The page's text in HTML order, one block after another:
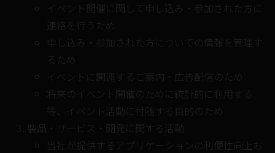
イベント開催に関して申し込み・参加された方に
連絡を行うため
申し込み・参加された方についての情報を管理す
るため
イベントに関連するご案内・広告配信のため
将来のイベント開催のために統計的に利用する
等、イベント活動に付随する目的のため
製品・サービス・開発に関する活動
当社が提供するアプリケーションの利便性向上お